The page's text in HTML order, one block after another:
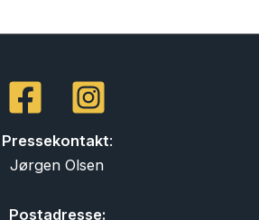
Pressekontakt:
Jørgen Olsen
Postadresse: